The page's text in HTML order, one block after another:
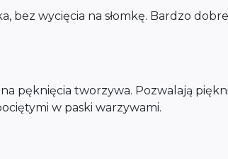
bez wycięcia na słomkę. Bardzo
pęknięcia tworzywa. Pozwalają
w paski warzywami.